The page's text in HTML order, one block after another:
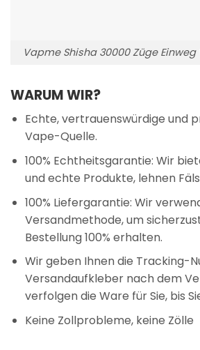
Vapme Shisha 30000 Züge
WARUM WIR?
Echte, vertrauenswürdige und
Vape-Quelle.
100% Echtheitsgarantie: Wir
und echte Produkte, lehnen
100% Liefergarantie: Wir
Versandmethode, um
Bestellung 100% erhalten.
Wir geben Ihnen die Tracking-
Versandaufkleber nach dem
verfolgen die Ware für Sie, bis
Keine Zollprobleme, keine Zölle